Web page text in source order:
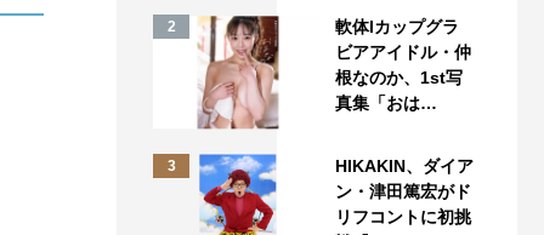
2
軟体Iカップグラ
ビアアイドル・仲
根なのか、1st写
真集「おは…
3
HIKAKIN、ダイア
ン・津田篤宏がド
リフコントに初挑